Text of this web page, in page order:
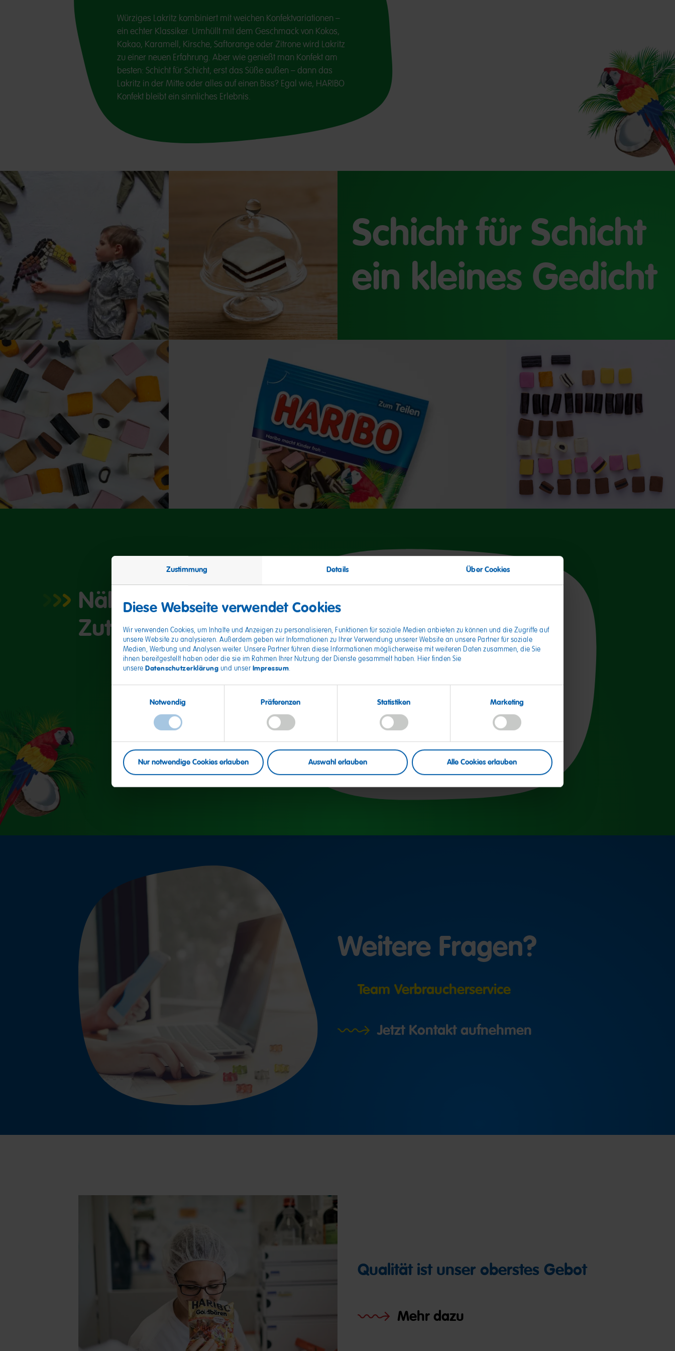
Zustimmung Details Über Cookies
Diese Webseite verwendet Cookies
Wir verwenden Cookies, um Inhalte und Anzeigen zu personalisieren, Funktionen für soziale Medien anbieten zu können und die Zugriffe auf
unsere Website zu analysieren. Außerdem geben wir Informationen zu Ihrer Verwendung unserer Website an unsere Partner für soziale
Medien, Werbung und Analysen weiter. Unsere Partner führen diese Informationen möglicherweise mit weiteren Daten zusammen, die Sie
ihnen bereitgestellt haben oder die sie im Rahmen Ihrer Nutzung der Dienste gesammelt haben. Hier finden Sie
unsere Datenschutzerklärung und unser Impressum.
Notwendig Präferenzen Statistiken Marketing
Nur notwendige Cookies erlauben Auswahl erlauben Alle Cookies erlauben
Würziges Lakritz kombiniert mit weichen Konfektvariationen –
ein echter Klassiker. Umhüllt mit dem Geschmack von Kokos,
Kakao, Karamell, Kirsche, Saftorange oder Zitrone wird Lakritz
zu einer neuen Erfahrung. Aber wie genießt man Konfekt am
besten: Schicht für Schicht, erst das Süße außen – dann das
Lakritz in der Mitte oder alles auf einen Biss? Egal wie, HARIBO
Konfekt bleibt ein sinnliches Erlebnis.
Schicht für Schicht
ein kleines Gedicht
Nährwerte
Zutaten
Fett
davon gesättigte Fettsäuren
Salz <0.52g
Weitere Fragen?
Team Verbraucherservice
Jetzt Kontakt aufnehmen
Qualität ist unser oberstes Gebot
Mehr dazu